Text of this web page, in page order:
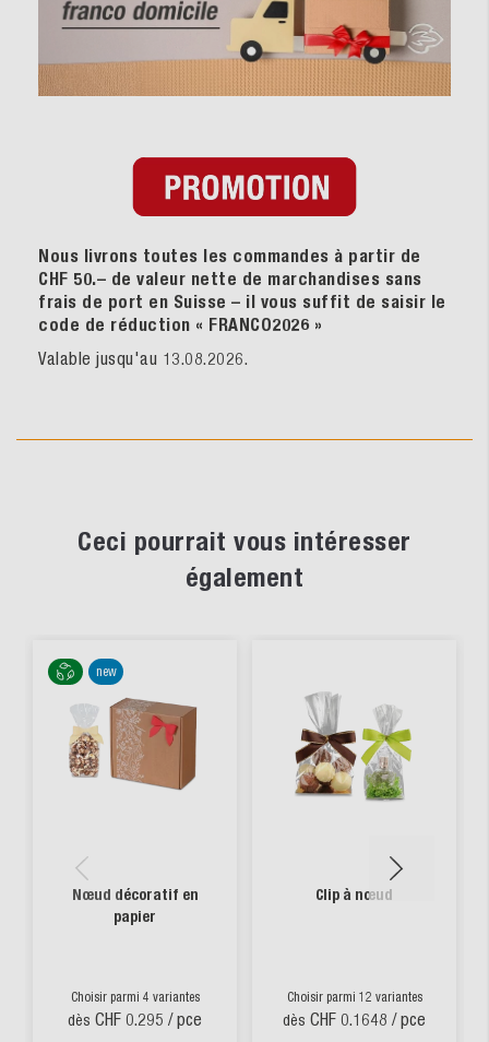
Nous livrons toutes les commandes à partir de
CHF 50.– de valeur nette de marchandises sans
frais de port en Suisse – il vous suffit de saisir le
code de réduction « FRANCO2026 »
Valable jusqu'au 13.08.2026.
Ceci pourrait vous intéresser
également
new
Nœud décoratif en
papier
Choisir parmi 4 variantes
dès CHF 0.295 / pce
Clip à nœud
Choisir parmi 12 variantes
dès CHF 0.1648 / pce